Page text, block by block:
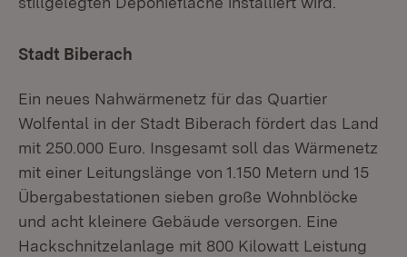
Stadt Biberach
Ein neues Nahwärmenetz für das Quartier
Wolfental in der Stadt Biberach fördert das Land
mit 250.000 Euro. Insgesamt soll das Wärmenetz
mit einer Leitungslänge von 1.150 Metern und 15
Übergabestationen sieben große Wohnblöcke
und acht kleinere Gebäude versorgen. Eine
Hackschnitzelanlage mit 800 Kilowatt Leistung